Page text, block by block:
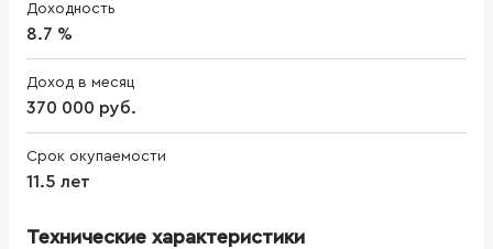
Доходность
8.7 %
Доход в месяц
370 000 руб.
Срок окупаемости
11.5 лет
Технические характеристики